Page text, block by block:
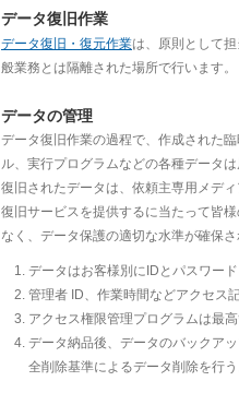
データ復旧作業
データ復旧・復元作業は、原則として
般業務とは隔離された場所で行います。
データの管理
データ復旧作業の過程で、作成された
ル、実行プログラムなどの各種データ
復旧されたデータは、依頼主専用メデ
復旧サービスを提供するに当たって皆
なく、データ保護の適切な水準が確保
データはお客様別にIDとパスワード
管理者 ID、作業時間などアクセス
アクセス権限管理プログラムは最
データ納品後、データのバックア
全削除基準によるデータ削除を行う